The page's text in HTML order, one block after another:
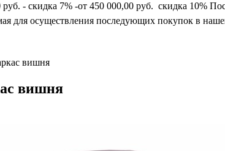
- скидка 7% -от 450 000,00 руб.  скидка 10%
для осуществления последующих покупок в
вишня
вишня